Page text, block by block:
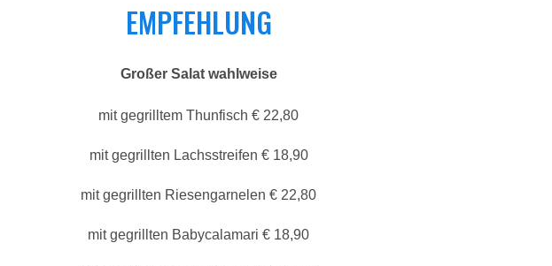
EMPFEHLUNG
Großer Salat wahlweise
mit gegrilltem Thunfisch € 22,80
mit gegrillten Lachsstreifen € 18,90
mit gegrillten Riesengarnelen € 22,80
mit gegrillten Babycalamari € 18,90